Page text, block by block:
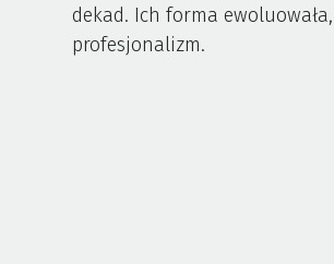
dekad. Ich forma
profesjonalizm.